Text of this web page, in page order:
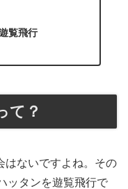
覧飛行
て？
はないですよね。その
ッタンを遊覧飛行で